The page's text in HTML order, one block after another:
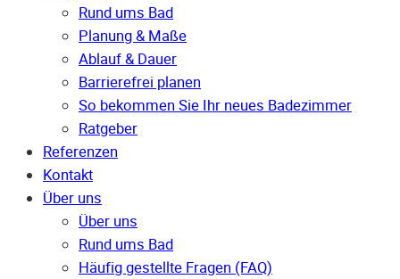
Rund ums Bad
Planung & Maße
Ablauf & Dauer
Barrierefrei planen
So bekommen Sie Ihr neues Badezimmer
Ratgeber
Referenzen
Kontakt
Über uns
Über uns
Rund ums Bad
Häufig gestellte Fragen (FAQ)